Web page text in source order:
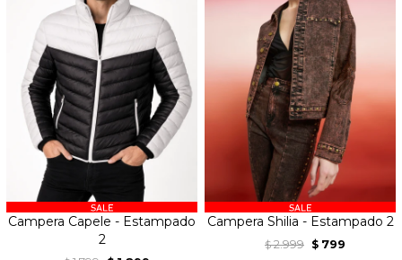
Campera Capele - Estampado
2
Campera Shilia - Estampado 2
$ 2.999 $ 799